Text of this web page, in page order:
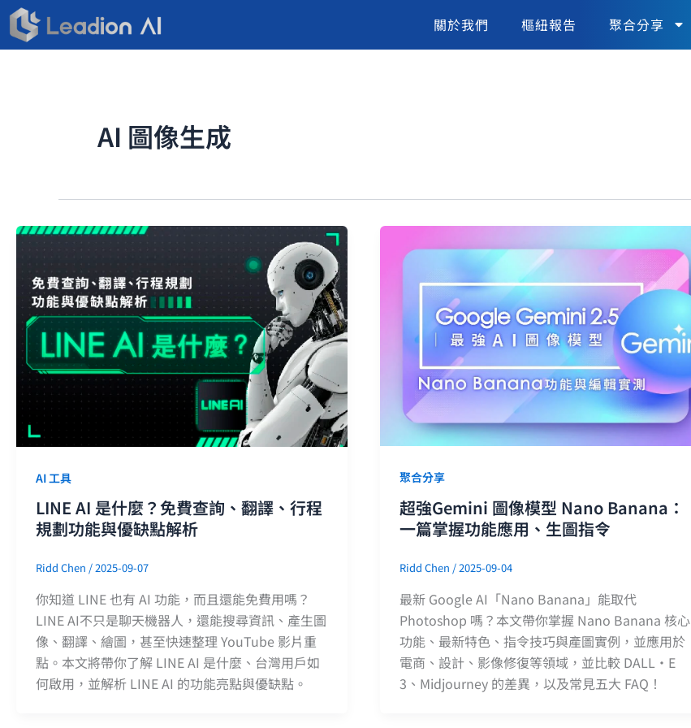
跳
至
主
關於我們 樞紐報告 聚合分享
AI 圖像生成
AI 工具
LINE AI 是什麼？免費查詢、翻譯、行程
規劃功能與優缺點解析
Ridd Chen /2025-09-07
你知道 LINE 也有 AI 功能，而且還能免費用嗎？
LINE AI不只是聊天機器人，還能搜尋資訊、產生圖
像、翻譯、繪圖，甚至快速整理 YouTube 影片重
點。本文將帶你了解 LINE AI 是什麼、台灣用戶如
何啟用，並解析 LINE AI 的功能亮點與優缺點。
聚合分享
超強Gemini 圖像模型 Nano Banana：
一篇掌握功能應用、生圖指令
Ridd Chen /2025-09-04
最新 Google AI「Nano Banana」能取代
Photoshop 嗎？本文帶你掌握 Nano Banana 核心
功能、最新特色、指令技巧與產圖實例，並應用於
電商、設計、影像修復等領域，並比較 DALL·E
3、Midjourney 的差異，以及常見五大 FAQ！